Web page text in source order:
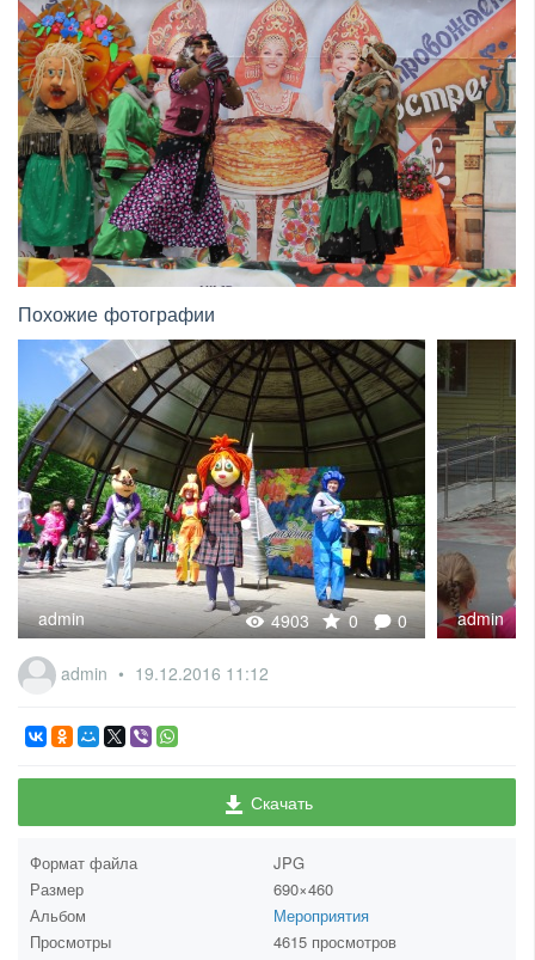
Похожие фотографии
4903 0 0
admin admin
admin 19.12.2016 11:12
Скачать
Формат файла
JPG
Размер
690×460
Альбом
Мероприятия
Просмотры
4615 просмотров